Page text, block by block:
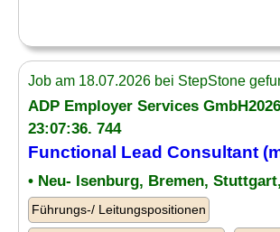
Job am 18.07.2026 bei StepStone
ADP Employer Services
23:07:36. 744
Functional Lead Consultant
• Neu- Isenburg, Bremen,
Führungs-/ Leitungspositionen